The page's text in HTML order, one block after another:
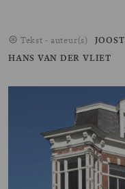
Tekst - auteur(s)
HANS VAN DER VLIET